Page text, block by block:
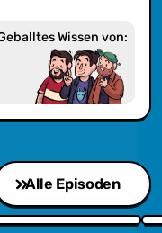
Wissen von:
Alle Episoden
der Popkultur
271 - Physische Medien